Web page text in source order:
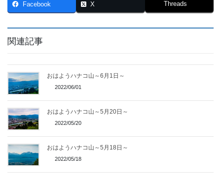
Facebook X Threads
関連記事
おはようハナコ山～6月1日～
2022/06/01
おはようハナコ山～5月20日～
2022/05/20
おはようハナコ山～5月18日～
2022/05/18